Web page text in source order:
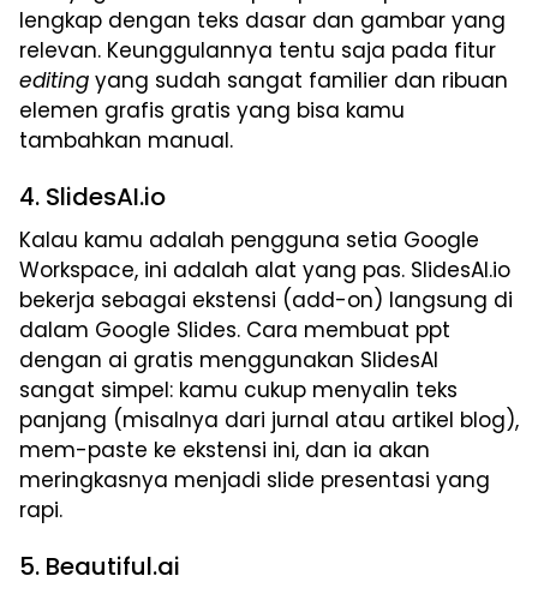
lengkap dengan teks dasar dan gambar yang
relevan. Keunggulannya tentu saja pada fitur
editing yang sudah sangat familier dan ribuan
elemen grafis gratis yang bisa kamu
tambahkan manual.
4. SlidesAI.io
Kalau kamu adalah pengguna setia Google
Workspace, ini adalah alat yang pas. SlidesAI.io
bekerja sebagai ekstensi (add-on) langsung di
dalam Google Slides. Cara membuat ppt
dengan ai gratis menggunakan SlidesAI
sangat simpel: kamu cukup menyalin teks
panjang (misalnya dari jurnal atau artikel blog),
mem-paste ke ekstensi ini, dan ia akan
meringkasnya menjadi slide presentasi yang
rapi.
5. Beautiful.ai